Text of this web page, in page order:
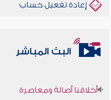
إعادة تفعيل حساب
البث المباشر
أخلاقنا أصالة ومعاصرة